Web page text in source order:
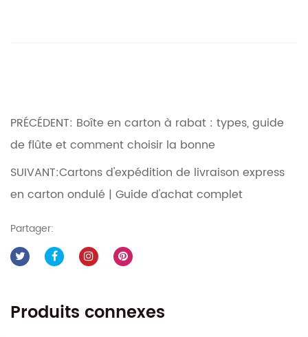
PRÉCÉDENT: Boîte en carton à rabat : types, guide
de flûte et comment choisir la bonne
SUIVANT:Cartons d'expédition de livraison express
en carton ondulé | Guide d'achat complet
Partager:
Produits connexes